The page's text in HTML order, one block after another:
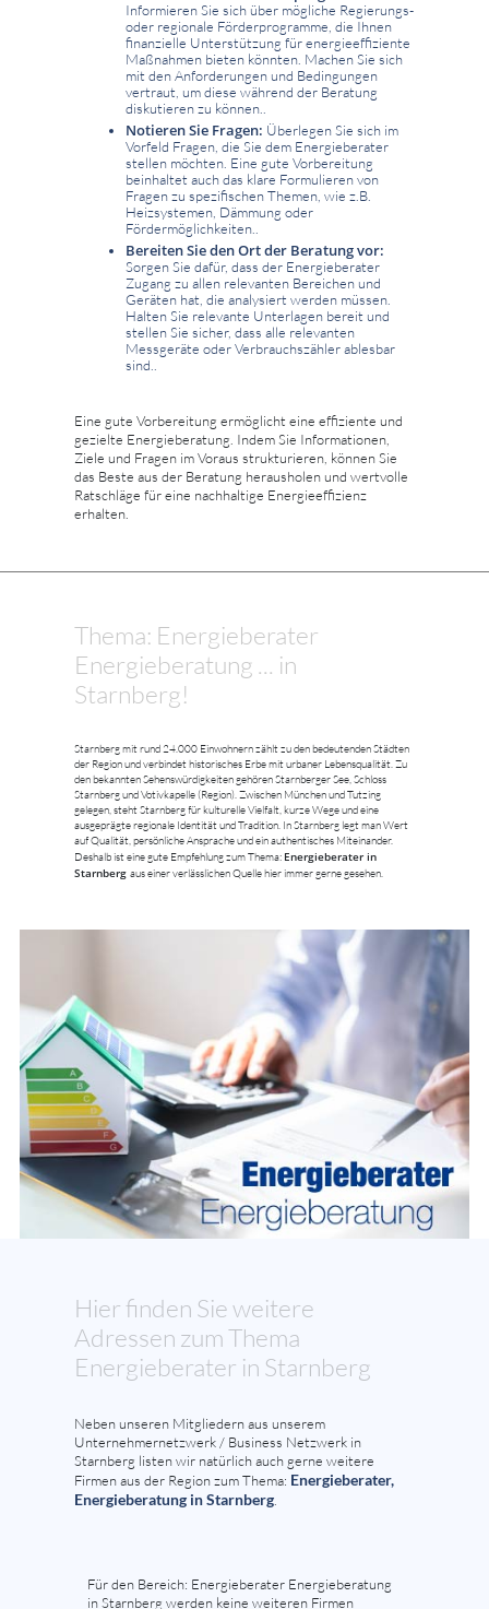
Informieren Sie sich über mögliche Regierungs-
oder regionale Förderprogramme, die Ihnen
finanzielle Unterstützung für energieeffiziente
Maßnahmen bieten könnten. Machen Sie sich
mit den Anforderungen und Bedingungen
vertraut, um diese während der Beratung
diskutieren zu können..
Notieren Sie Fragen: Überlegen Sie sich im
Vorfeld Fragen, die Sie dem Energieberater
stellen möchten. Eine gute Vorbereitung
beinhaltet auch das klare Formulieren von
Fragen zu spezifischen Themen, wie z.B.
Heizsystemen, Dämmung oder
Fördermöglichkeiten..
Bereiten Sie den Ort der Beratung vor:
Sorgen Sie dafür, dass der Energieberater
Zugang zu allen relevanten Bereichen und
Geräten hat, die analysiert werden müssen.
Halten Sie relevante Unterlagen bereit und
stellen Sie sicher, dass alle relevanten
Messgeräte oder Verbrauchszähler ablesbar
sind..
Eine gute Vorbereitung ermöglicht eine effiziente und
gezielte Energieberatung. Indem Sie Informationen,
Ziele und Fragen im Voraus strukturieren, können Sie
das Beste aus der Beratung herausholen und wertvolle
Ratschläge für eine nachhaltige Energieeffizienz
erhalten.
Thema: Energieberater
Energieberatung ... in
Starnberg!
Starnberg mit rund 24.000 Einwohnern zählt zu den bedeutenden Städten
der Region und verbindet historisches Erbe mit urbaner Lebensqualität. Zu
den bekannten Sehenswürdigkeiten gehören Starnberger See, Schloss
Starnberg und Votivkapelle (Region). Zwischen München und Tutzing
gelegen, steht Starnberg für kulturelle Vielfalt, kurze Wege und eine
ausgeprägte regionale Identität und Tradition. In Starnberg legt man Wert
auf Qualität, persönliche Ansprache und ein authentisches Miteinander.
Deshalb ist eine gute Empfehlung zum Thema: Energieberater in
Starnberg aus einer verlässlichen Quelle hier immer gerne gesehen.
Hier finden Sie weitere
Adressen zum Thema
Energieberater in Starnberg
Neben unseren Mitgliedern aus unserem
Unternehmernetzwerk / Business Netzwerk in
Starnberg listen wir natürlich auch gerne weitere
Firmen aus der Region zum Thema: Energieberater,
Energieberatung in Starnberg.
Für den Bereich: Energieberater Energieberatung
in Starnberg werden keine weiteren Firmen